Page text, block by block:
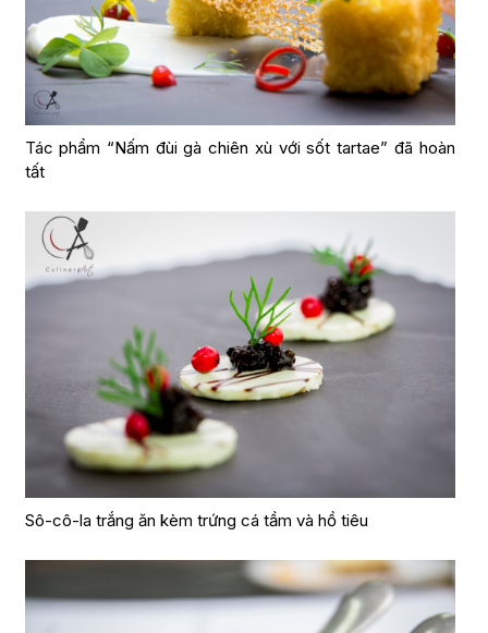
Tác phẩm “Nấm đùi gà chiên xù với sốt tartae” đã hoàn
tất
Sô-cô-la trắng ăn kèm trứng cá tầm và hồ tiêu